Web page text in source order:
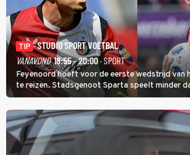
TIP
STUDIO SPORT VOETBAL
VANAVOND 18:55 - 20:00· SPORT
Feyenoord hoeft voor de eerste wedstrijd van
te reizen. Stadsgenoot Sparta speelt minder
verderop. Feyenoord trok de Spaanse spits
KVC Westerlo uit België.